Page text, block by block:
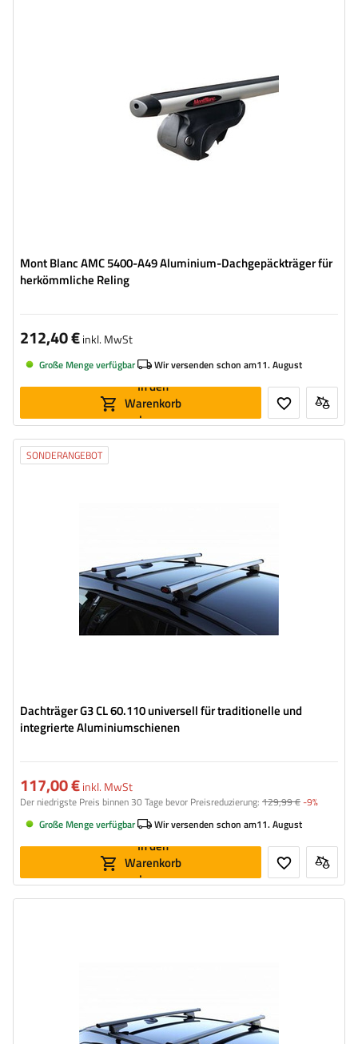
Mont Blanc AMC 5400-A49 Aluminium-Dachgepäckträger für
herkömmliche Reling
212,40 €inkl. MwSt
Große Menge verfügbar Wir versenden schon am11. August
In den
Warenkorb
legen
SONDERANGEBOT
Dachträger G3 CL 60.110 universell für traditionelle und
integrierte Aluminiumschienen
117,00 €inkl. MwSt
Der niedrigste Preis binnen 30 Tage bevor Preisreduzierung: 129,99 €-9%
Große Menge verfügbar
Wir versenden schon am11. August
In den
Warenkorb
legen